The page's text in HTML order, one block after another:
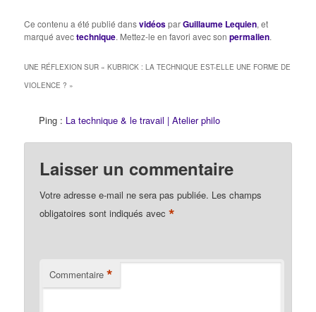
Ce contenu a été publié dansvidéosparGuillaume Lequien, et
marqué avectechnique. Mettez-le en favori avec sonpermalien.
UNE RÉFLEXION SUR «KUBRICK : LA TECHNIQUE EST-ELLE UNE FORME DE
VIOLENCE ? »
Ping : La technique & le travail | Atelier philo
Laisser un commentaire
Votre adresse e-mail ne sera pas publiée. Les champs
obligatoires sont indiqués avec*
Commentaire *